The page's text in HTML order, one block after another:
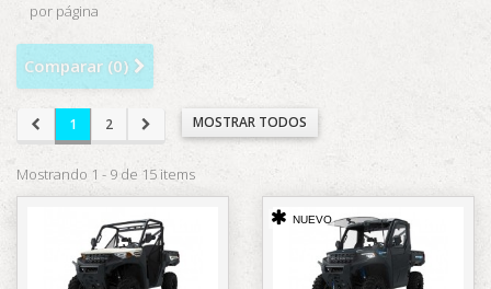
por página
Comparar (0)
MOSTRAR TODOS
1 2
Mostrando 1 - 9 de 15 items
NUEVO